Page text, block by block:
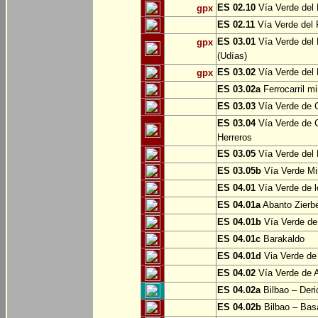
gpx ES 02.10 Vía Verde del
ES 02.11 Vía Verde del
gpx ES 03.01 Vía Verde del
(Udías)
gpx ES 03.02 Vía Verde del
ES 03.02aFerrocarril
ES 03.03 Vía Verde de
ES 03.04Vía Verde de
Herreros
ES 03.05 Vía Verde del
ES 03.05b Vía Verde
ES 04.01 Vía Verde de
ES 04.01aAbanto
ES 04.01b Vía Verde
ES 04.01c Barakaldo
ES 04.01d Via Verde
ES 04.02 Vía Verde de
ES 04.02aBilbao –
ES 04.02b Bilbao –